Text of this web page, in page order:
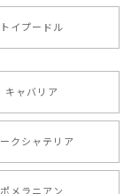
電話番号も分か
いました❁⃘*.ﾟ
いいたします。
【 自然に囲まれた ダックスフンド 】 キャニスター 保存容器 お家用 プレゼント 犬 ペット うちの子 犬グッズ
トイプードル
キャバリア
クシャテリア
ポメラニアン